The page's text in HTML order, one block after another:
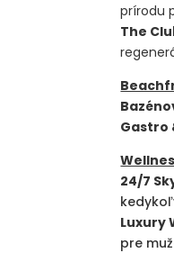
prírodu
The
Gastro
24/7
Luxury
pre